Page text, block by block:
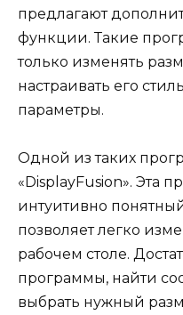
предлагают
функции. Такие
только изменять
настраивать его
параметры.
Одной из таких
«DisplayFusion». Эта
интуитивно
позволяет легко
рабочем столе.
программы, найти
выбрать нужный